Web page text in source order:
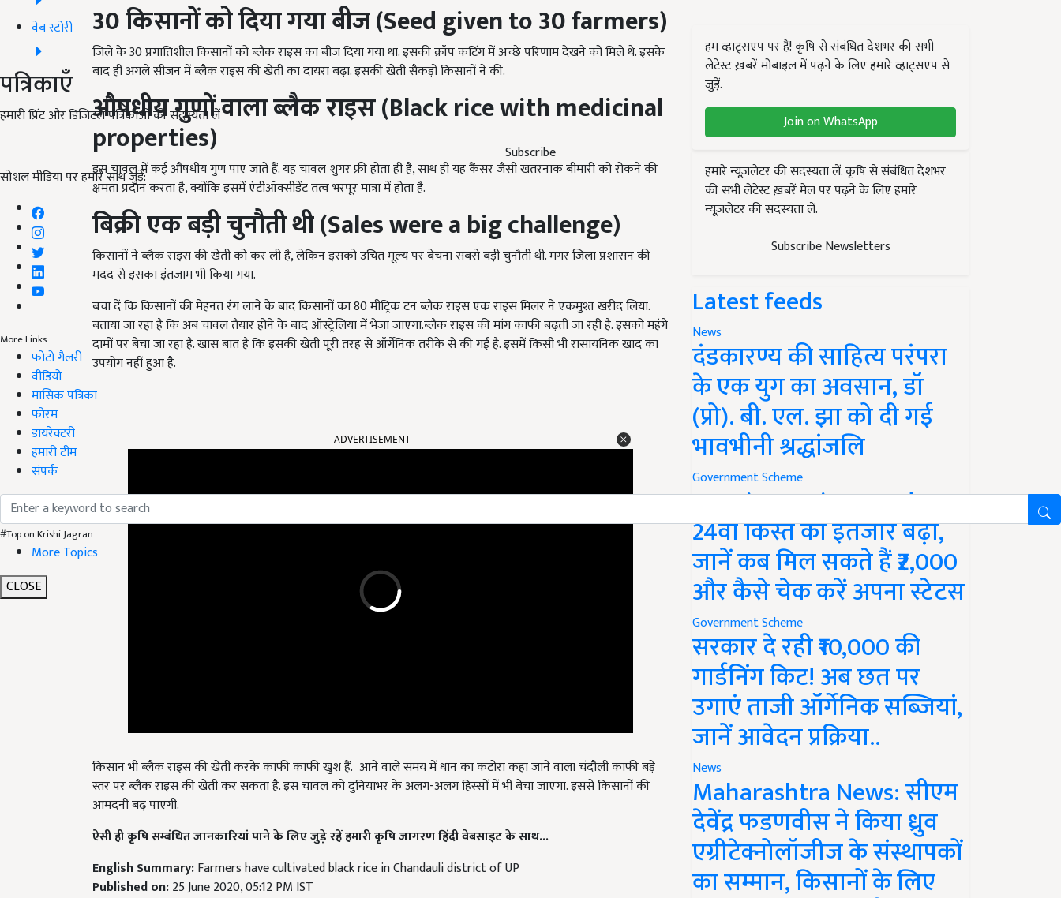
वेब स्टोरी
पत्रिकाएँ
हमारी प्रिंट और डिजिटल पत्रिकाओं की सदस्यता लें
Subscribe
सोशल मीडिया पर हमारे साथ जुड़ें:
More Links
फोटो गैलरी
वीडियो
मासिक पत्रिका
फोरम
डायरेक्टरी
हमारी टीम
संपर्क
#Top on Krishi Jagran
More Topics
CLOSE
30किसानों को दिया गया बीज (Seed given to 30 farmers)
जिले के 30 प्रगातिशील किसानों को ब्लैक राइस का बीज दिया गया था. इसकी क्रॉप कटिंग में अच्छे परिणाम देखने को मिले थे. इसके
बाद ही अगले सीजन में ब्लैक राइस की खेती का दायरा बढ़ा. इसकी खेती सैकड़ों किसानों ने की.
औषधीय गुणों वाला ब्लैक राइस (Black rice with medicinal
properties)
इस चावल में कई औषधीय गुण पाए जाते हैं. यह चावल शुगर फ्री होता ही है, साथ ही यह कैंसर जैसी खतरनाक बीमारी को रोकने की
क्षमता प्रदान करता है, क्योंकि इसमें एंटीऑक्सीडेंट तत्व भरपूर मात्रा में होता है.
बिक्री एक बड़ी चुनौती थी (Sales were a big challenge)
किसानों ने ब्लैक राइस की खेती को कर ली है, लेकिन इसको उचित मूल्य पर बेचना सबसे बड़ी चुनौती थी. मगर जिला प्रशासन की
मदद से इसका इंतजाम भी किया गया.
बचा दें कि किसानों की मेहनत रंग लाने के बाद किसानों का 80 मीट्रिक टन ब्लैक राइस एक राइस मिलर ने एकमुश्त खरीद लिया.
बताया जा रहा है कि अब चावल तैयार होने के बाद ऑस्ट्रेलिया में भेजा जाएगा.ब्लैक राइस की मांग काफी बढ़ती जा रही है. इसको महंगे
दामों पर बेचा जा रहा है. खास बात है कि इसकी खेती पूरी तरह से ऑर्गेनिक तरीके से की गई है. इसमें किसी भी रासायनिक खाद का
उपयोग नहीं हुआ है.
स्तर पर ब्लैक राइस की खेती कर सकता है. इस चावल को दुनियाभर के अलग-अलग हिस्सों में भी बेचा जाएगा. इससे किसानों की
आमदनी बढ़ पाएगी.
ऐसी ही कृषि सम्बंधित जानकारियां पाने के लिए जुड़े रहें हमारी कृषि जागरण हिंदी वेबसाइट के साथ...
English Summary:
Farmers have cultivated black rice in Chandauli district of UP
Published on:25 June 2020, 05:12 PM IST
हम व्हाट्सएप पर हैं! कृषि से संबंधित देशभर की सभी
लेटेस्ट ख़बरें मोबाइल में पढ़ने के लिए हमारे व्हाट्सएप से
जुड़ें.
Join on WhatsApp
हमारे न्यूज़लेटर की सदस्यता लें. कृषि से संबंधित देशभर
की सभी लेटेस्ट ख़बरें मेल पर पढ़ने के लिए हमारे
न्यूज़लेटर की सदस्यता लें.
Subscribe Newsletters
Latest feeds
News
दंडकारण्य की साहित्य परंपरा
के एक युग का अवसान, डॉ
(प्रो). बी. एल. झा को दी गई
भावभीनी श्रद्धांजलि
Government Scheme
PM Kisan Yojana Update:
24वीं किस्त का इंतजार बढ़ा,
जानें कब मिल सकते हैं ₹2,000
और कैसे चेक करें अपना स्टेटस
Government Scheme
सरकार दे रही ₹10,000 की
गार्डनिंग किट! अब छत पर
उगाएं ताजी ऑर्गेनिक सब्जियां,
जानें आवेदन प्रक्रिया..
News
Maharashtra News: सीएम
देवेंद्र फडणवीस ने किया ध्रुव
एग्रीटेक्नोलॉजीज के संस्थापकों
का सम्मान, किसानों के लिए